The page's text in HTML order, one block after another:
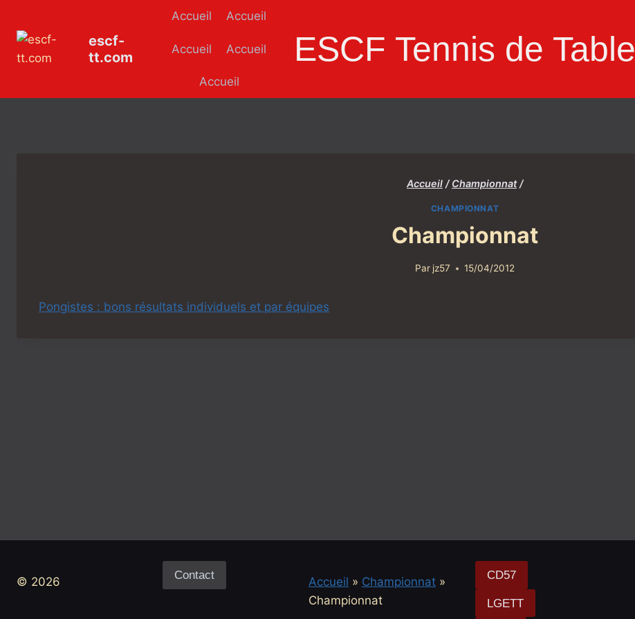
contenu
escf-
tt.com
Accueil Accueil
Accueil Accueil
Accueil
ESCF Tennis de Table
Accueil / Championnat /
CHAMPIONNAT
Championnat
Par jz57 15/04/2012
Pongistes : bons résultats individuels et par équipes
© 2026 Contact Accueil » Championnat »
Championnat
CD57
LGETT